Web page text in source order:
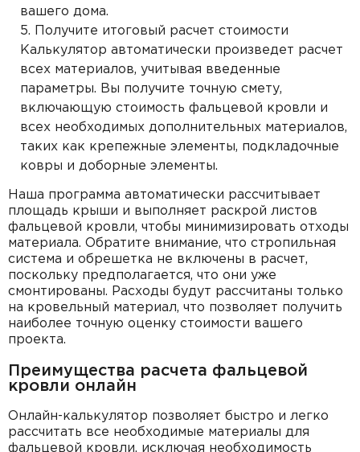
вашего дома.
Получите итоговый расчет стоимости
Калькулятор автоматически произведет расчет
всех материалов, учитывая введенные
параметры. Вы получите точную смету,
включающую стоимость фальцевой кровли и
всех необходимых дополнительных материалов,
таких как крепежные элементы, подкладочные
ковры и доборные элементы.
Наша программа автоматически рассчитывает
площадь крыши и выполняет раскрой листов
фальцевой кровли, чтобы минимизировать отходы
материала. Обратите внимание, что стропильная
система и обрешетка не включены в расчет,
поскольку предполагается, что они уже
смонтированы. Расходы будут рассчитаны только
на кровельный материал, что позволяет получить
наиболее точную оценку стоимости вашего
проекта.
Преимущества расчета фальцевой
кровли онлайн
Онлайн-калькулятор позволяет быстро и легко
рассчитать все необходимые материалы для
фальцевой кровли, исключая необходимость